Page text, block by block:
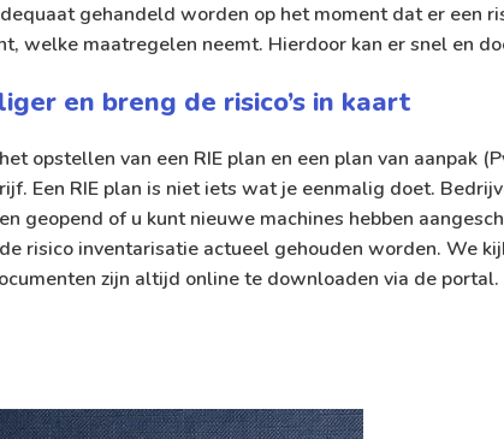
gehandeld worden op het moment dat er een
welke maatregelen neemt. Hierdoor kan er snel en
en breng de risico’s in kaart
opstellen van een RIE plan en een plan van
Een RIE plan is niet iets wat je eenmalig doet.
geopend of u kunt nieuwe machines hebben
risico inventarisatie actueel gehouden worden. We
zijn altijd online te downloaden via de portal.